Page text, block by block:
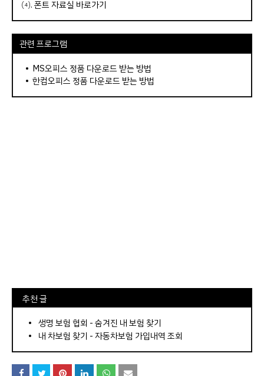
⑷.폰트 자료실 바로가기
관련 프로그램
• MS오피스 정품 다운로드 받는 방법
• 한컴오피스 정품 다운로드 받는 방법
⠀추천 글
⠀­­­­­­­­؜؜؜؜­­­­­­­­؜؜؜؜• 생명 보험 협회 - 숨겨진 내 보험 찾기
내 차보험 찾기 - 자동차보험 가입내역 조회